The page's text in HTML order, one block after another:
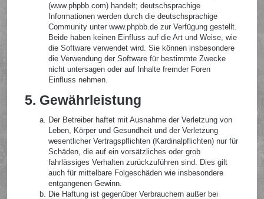
(www.phpbb.com) handelt; deutschsprachige
Informationen werden durch die deutschsprachige
Community unter www.phpbb.de zur Verfügung gestellt.
Beide haben keinen Einfluss auf die Art und Weise, wie
die Software verwendet wird. Sie können insbesondere
die Verwendung der Software für bestimmte Zwecke
nicht untersagen oder auf Inhalte fremder Foren
Einfluss nehmen.
5. Gewährleistung
Der Betreiber haftet mit Ausnahme der Verletzung von
Leben, Körper und Gesundheit und der Verletzung
wesentlicher Vertragspflichten (Kardinalpflichten) nur für
Schäden, die auf ein vorsätzliches oder grob
fahrlässiges Verhalten zurückzuführen sind. Dies gilt
auch für mittelbare Folgeschäden wie insbesondere
entgangenen Gewinn.
Die Haftung ist gegenüber Verbrauchern außer bei